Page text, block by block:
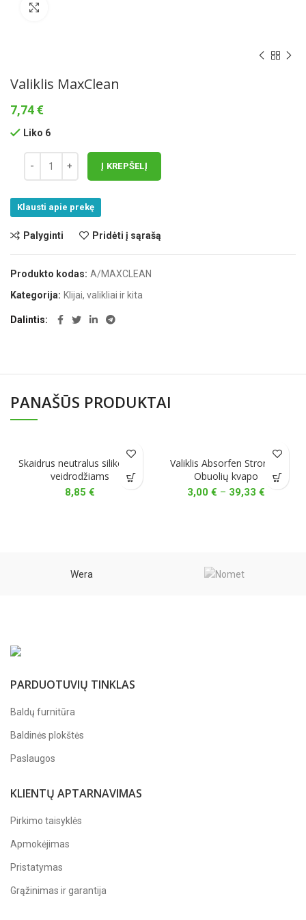
Valiklis MaxClean
7,74€
Liko 6
Į KREPŠELĮ
Klausti apie prekę
Palyginti Pridėti į sąrašą
Produkto kodas: A/MAXCLEAN
Kategorija: Klijai, valikliai ir kita
Dalintis
PANAŠŪS PRODUKTAI
Skaidrus neutralus silikonas,
veidrodžiams
8,85 €
Valiklis Absorfen Strong –
Obuolių kvapo
3,00 € – 39,33 €
Wera
PARDUOTUVIŲ TINKLAS
Baldų furnitūra
Baldinės plokštės
Paslaugos
KLIENTŲ APTARNAVIMAS
Pirkimo taisyklės
Apmokėjimas
Pristatymas
Grąžinimas ir garantija